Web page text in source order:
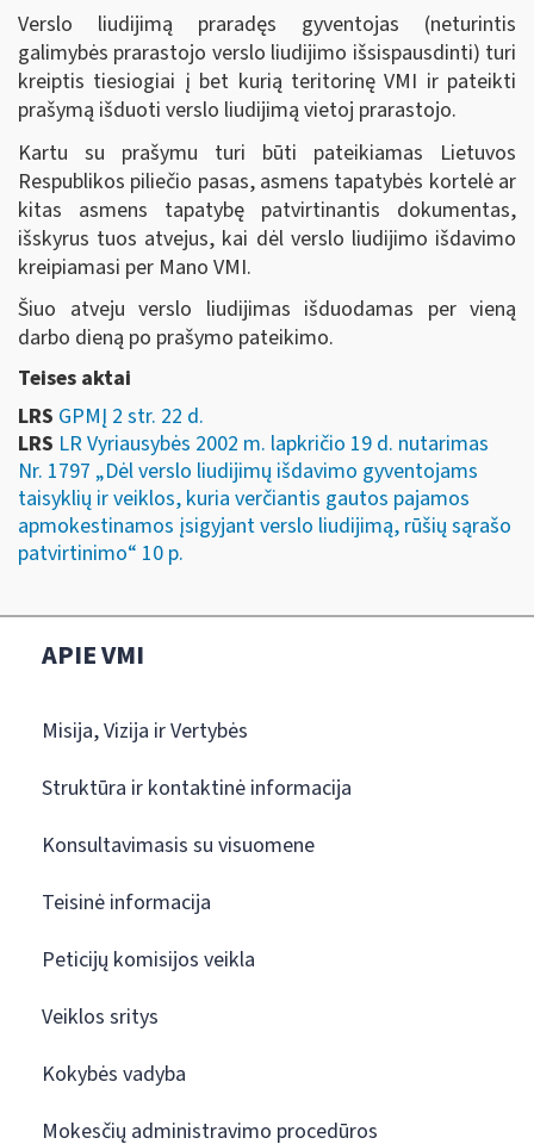
Verslo liudijimą praradęs gyventojas (neturintis
galimybės prarastojo verslo liudijimo išsispausdinti) turi
kreiptis tiesiogiai į bet kurią teritorinę VMI ir pateikti
prašymą išduoti verslo liudijimą vietoj prarastojo.
Kartu su prašymu turi būti pateikiamas Lietuvos
Respublikos piliečio pasas, asmens tapatybės kortelė ar
kitas asmens tapatybę patvirtinantis dokumentas,
išskyrus tuos atvejus, kai dėl verslo liudijimo išdavimo
kreipiamasi per Mano VMI.
Šiuo atveju verslo liudijimas išduodamas per vieną
darbo dieną po prašymo pateikimo.
Teises aktai
LRS GPMĮ 2 str. 22 d.
LRS LR Vyriausybės 2002 m. lapkričio 19 d. nutarimas
Nr. 1797 „Dėl verslo liudijimų išdavimo gyventojams
taisyklių ir veiklos, kuria verčiantis gautos pajamos
apmokestinamos įsigyjant verslo liudijimą, rūšių sąrašo
patvirtinimo“ 10 p.
APIE VMI
Misija, Vizija ir Vertybės
Struktūra ir kontaktinė informacija
Konsultavimasis su visuomene
Teisinė informacija
Peticijų komisijos veikla
Veiklos sritys
Kokybės vadyba
Mokesčių administravimo procedūros